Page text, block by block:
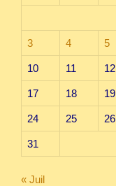
3 4 5
10 11 12
17 18 19
24 25 26
31
« Juil